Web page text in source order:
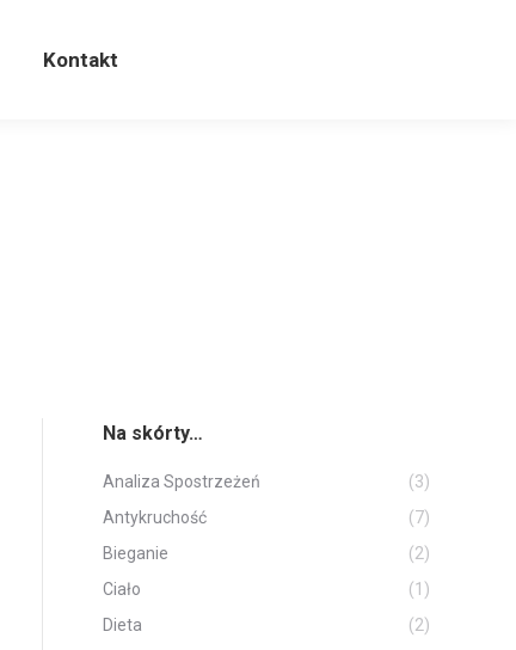
Kontakt
Na skórty…
Analiza Spostrzeżeń
(3)
Antykruchość
(7)
Bieganie
(2)
Ciało
(1)
Dieta
(2)